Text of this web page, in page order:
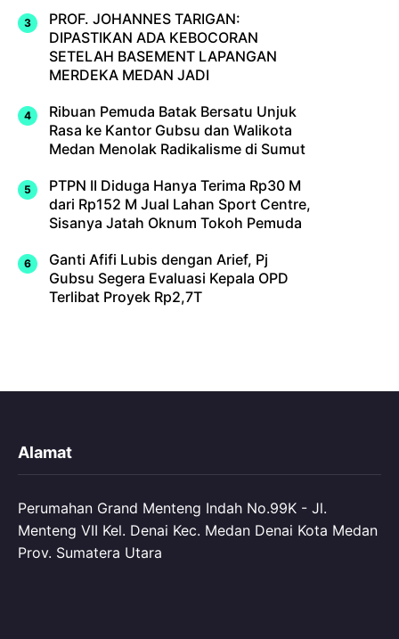
PROF. JOHANNES TARIGAN:
DIPASTIKAN ADA KEBOCORAN
SETELAH BASEMENT LAPANGAN
MERDEKA MEDAN JADI
Ribuan Pemuda Batak Bersatu Unjuk
Rasa ke Kantor Gubsu dan Walikota
Medan Menolak Radikalisme di Sumut
PTPN II Diduga Hanya Terima Rp30 M
dari Rp152 M Jual Lahan Sport Centre,
Sisanya Jatah Oknum Tokoh Pemuda
Ganti Afifi Lubis dengan Arief, Pj
Gubsu Segera Evaluasi Kepala OPD
Terlibat Proyek Rp2,7T
Alamat
Perumahan Grand Menteng Indah No.99K - Jl.
Menteng VII Kel. Denai Kec. Medan Denai Kota Medan
Prov. Sumatera Utara